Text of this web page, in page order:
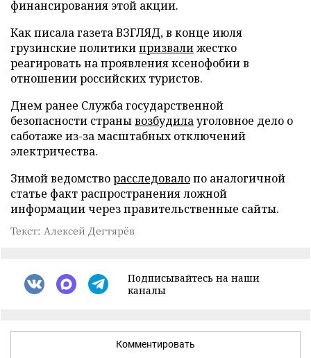
финансирования этой акции.
Как писала газета ВЗГЛЯД, в конце июля
грузинские политикипризвалижестко
реагировать на проявления ксенофобии в
отношении российских туристов.
Днем ранее Служба государственной
безопасности странывозбудилауголовное дело о
саботаже из-за масштабных отключений
электричества.
Зимой ведомстворасследовалопо аналогичной
статье факт распространения ложной
информации через правительственные сайты.
Текст: Алексей Дегтярёв
Подписывайтесь на наши
каналы
Комментировать